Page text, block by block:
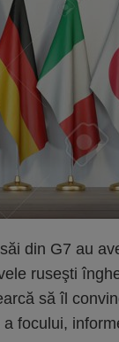
din G7 au
ruseşti
să îl
focului,